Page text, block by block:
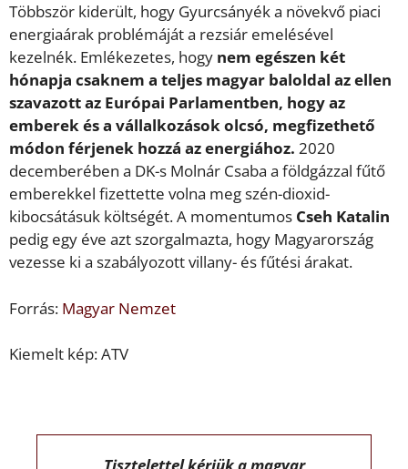
Többször kiderült, hogy Gyurcsányék a növekvő piaci
energiaárak problémáját a rezsiár emelésével
kezelnék. Emlékezetes, hogy nem egészen két
hónapja csaknem a teljes magyar baloldal az ellen
szavazott az Európai Parlamentben, hogy az
emberek és a vállalkozások olcsó, megfizethető
módon férjenek hozzá az energiához. 2020
decemberében a DK-s Molnár Csaba a földgázzal fűtő
emberekkel fizettette volna meg szén-dioxid-
kibocsátásuk költségét. A momentumos Cseh Katalin
pedig egy éve azt szorgalmazta, hogy Magyarország
vezesse ki a szabályozott villany- és fűtési árakat.
Forrás: Magyar Nemzet
Kiemelt kép: ATV